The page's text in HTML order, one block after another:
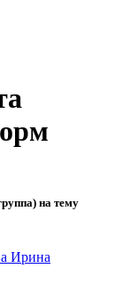
на тему
Ирина